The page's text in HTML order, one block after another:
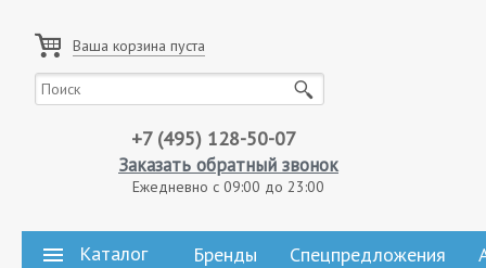
Ваша корзина пуста
+7 (495) 128-50-07
Заказать обратный звонок
Ежедневно с 09:00 до 23:00
Каталог Бренды Спецпредложения